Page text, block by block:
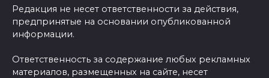
Редакция не несет ответственности за действия,
предпринятые на основании опубликованной
информации.
Ответственность за содержание любых рекламных
материалов, размещенных на сайте, несет